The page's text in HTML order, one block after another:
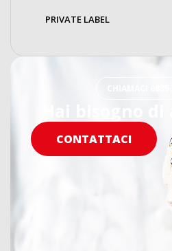
PRIVATE LABEL
Hai bisogno
CONTATTACI